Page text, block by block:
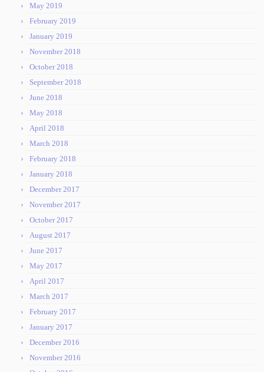
May 2019
February 2019
January 2019
November 2018
October 2018
September 2018
June 2018
May 2018
April 2018
March 2018
February 2018
January 2018
December 2017
November 2017
October 2017
August 2017
June 2017
May 2017
April 2017
March 2017
February 2017
January 2017
December 2016
November 2016